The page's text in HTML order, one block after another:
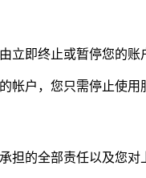
即终止或暂停您的账
帐户，您只需停止使用
担的全部责任以及您